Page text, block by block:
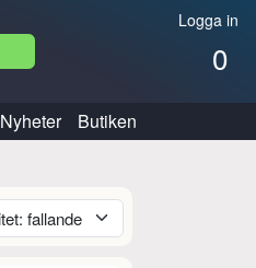
Logga in
0
Nyheter Butiken